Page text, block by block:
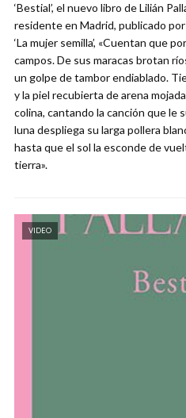
‘Bestial’, el nuevo libro de Lilián
residente en Madrid, publicado
‘La mujer semilla’, «Cuentan que
campos. De sus maracas brotan
un golpe de tambor endiablado.
y la piel recubierta de arena
colina, cantando la canción que le
luna despliega su larga pollera
hasta que el sol la esconde de
tierra».
VIDEO